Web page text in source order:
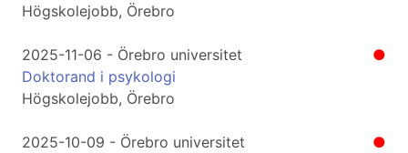
Högskolejobb, Örebro
●
2025-11-06 - Örebro universitet
Doktorand i psykologi
Högskolejobb, Örebro
●
2025-10-09 - Örebro universitet